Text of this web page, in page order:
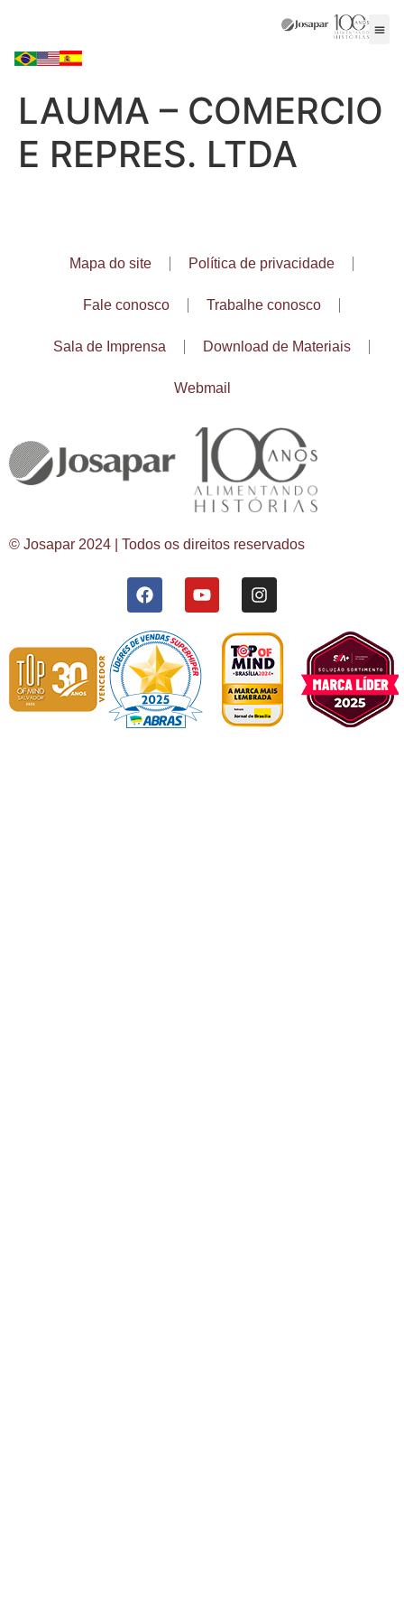
LAUMA – COMERCIO
E REPRES. LTDA
Mapa do site Política de privacidade
Fale conosco Trabalhe conosco
Sala de Imprensa Download de Materiais
Webmail
© Josapar 2024 | Todos os direitos reservados